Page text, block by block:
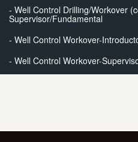
- Well Control Drilling/Workover
Supervisor/Fundamental
- Well Control Workover-
- Well Control Workover-